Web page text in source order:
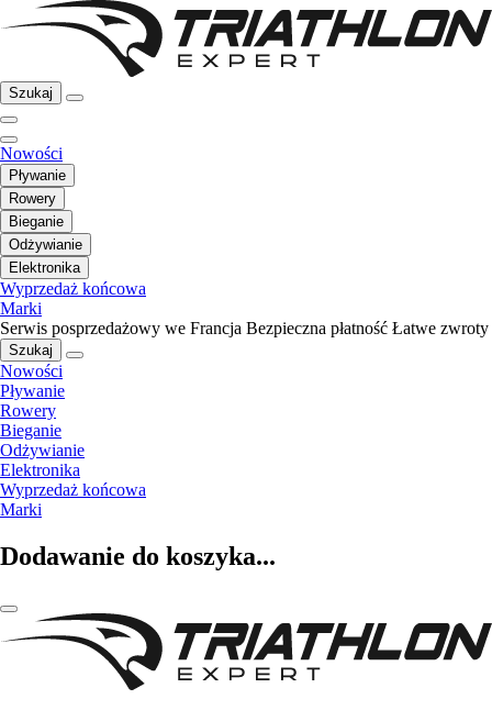
Szukaj
Nowości
Pływanie
Rowery
Bieganie
Odżywianie
Elektronika
Wyprzedaż końcowa
Marki
Serwis posprzedażowy we Francja Bezpieczna płatność Łatwe zwroty
Szukaj
Nowości
Pływanie
Rowery
Bieganie
Odżywianie
Elektronika
Wyprzedaż końcowa
Marki
Dodawanie do koszyka...